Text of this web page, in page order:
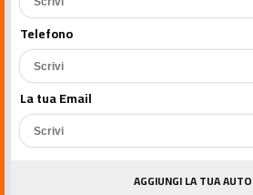
Telefono
La tua Email
AGGIUNGI LA TUA AUTO